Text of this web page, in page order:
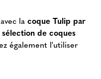
la coque Tulip par
sélection de coques
également l'utiliser